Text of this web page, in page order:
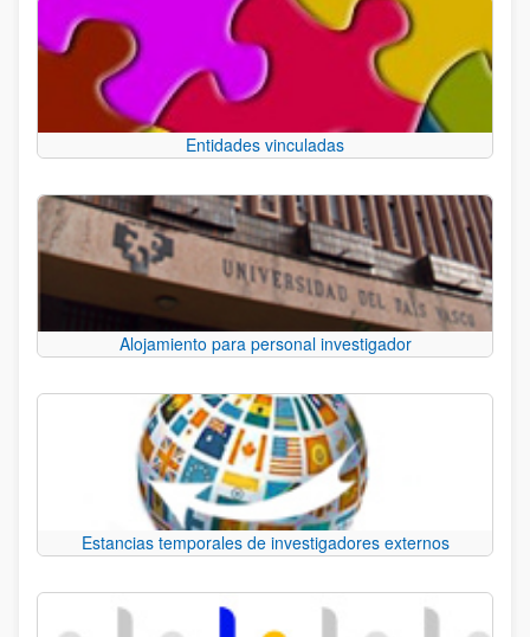
Entidades vinculadas
Alojamiento para personal investigador
Estancias temporales de investigadores externos